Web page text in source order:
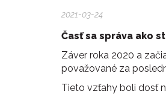
2021-03-24
Časť sa správa ako
Záver roka 2020 a
považované za
Tieto vzťahy boli dosť